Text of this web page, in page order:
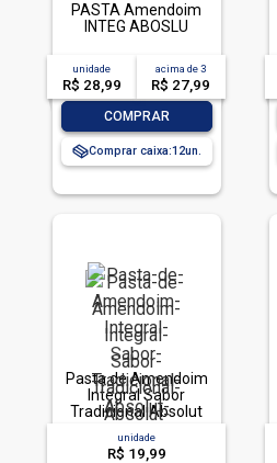
PASTA Amendoim
INTEG ABOSLU
unidade
R$ 28,99
acima de3
R$ 27,99
COMPRAR
Comprar caixa:12
Pasta de Amendoim
Integral Sabor
Tradicional Absolut
unidade
R$ 19,99